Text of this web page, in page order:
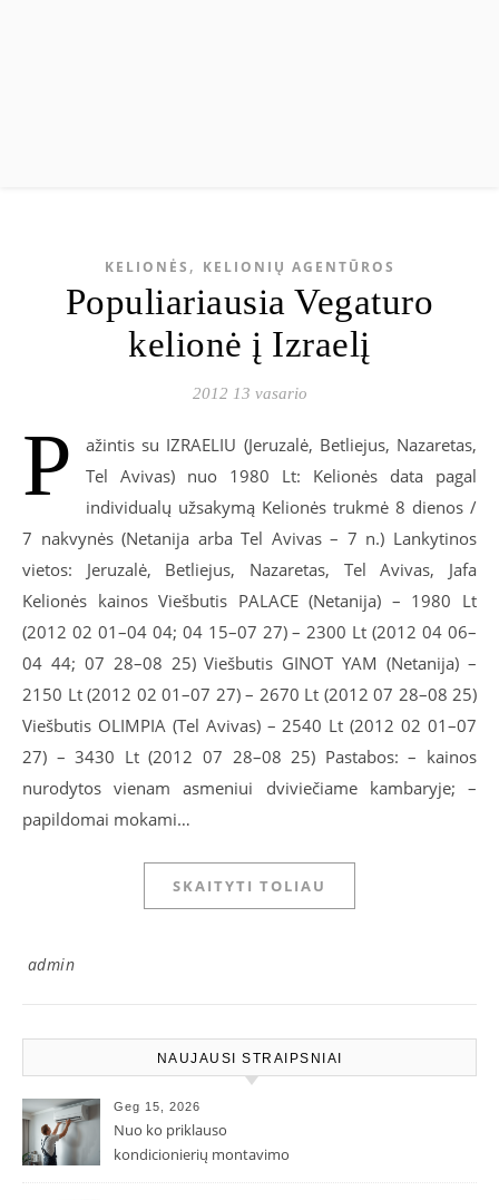
KELIONĖS , KELIONIŲ AGENTŪROS
Populiariausia Vegaturo
kelionė į Izraelį
2012 13 vasario
P
ažintis su IZRAELIU (Jeruzalė, Betliejus, Nazaretas,
Tel Avivas) nuo 1980 Lt: Kelionės data pagal
individualų užsakymą Kelionės trukmė 8 dienos /
7 nakvynės (Netanija arba Tel Avivas – 7 n.) Lankytinos
vietos: Jeruzalė, Betliejus, Nazaretas, Tel Avivas, Jafa
Kelionės kainos Viešbutis PALACE (Netanija) – 1980 Lt
(2012 02 01–04 04; 04 15–07 27) – 2300 Lt (2012 04 06–
04 44; 07 28–08 25) Viešbutis GINOT YAM (Netanija) –
2150 Lt (2012 02 01–07 27) – 2670 Lt (2012 07 28–08 25)
Viešbutis OLIMPIA (Tel Avivas) – 2540 Lt (2012 02 01–07
27) – 3430 Lt (2012 07 28–08 25) Pastabos: – kainos
nurodytos vienam asmeniui dviviečiame kambaryje; –
papildomai mokami…
SKAITYTI TOLIAU
admin
NAUJAUSI STRAIPSNIAI
Geg 15, 2026
Nuo ko priklauso
kondicionierių montavimo